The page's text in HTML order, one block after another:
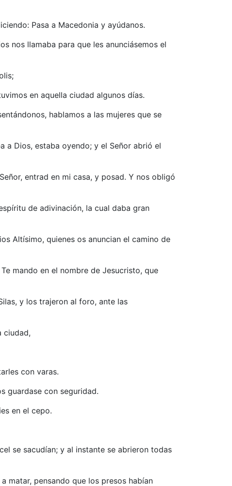
Pasa a Macedonia y ayúdanos.
nos llamaba para que les anunciásemos el
en aquella ciudad algunos días.
hablamos a las mujeres que se
a Dios, estaba oyendo; y el Señor abrió el
entrad en mi casa, y posad. Y nos obligó
de adivinación, la cual daba gran
Altísimo, quienes os anuncian el camino de
mando en el nombre de Jesucristo, que
y los trajeron al foro, ante las
ciudad,
con varas.
guardase con seguridad.
en el cepo.
se sacudían; y al instante se abrieron todas
matar, pensando que los presos habían